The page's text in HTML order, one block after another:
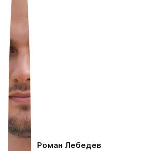
Роман Лебедев